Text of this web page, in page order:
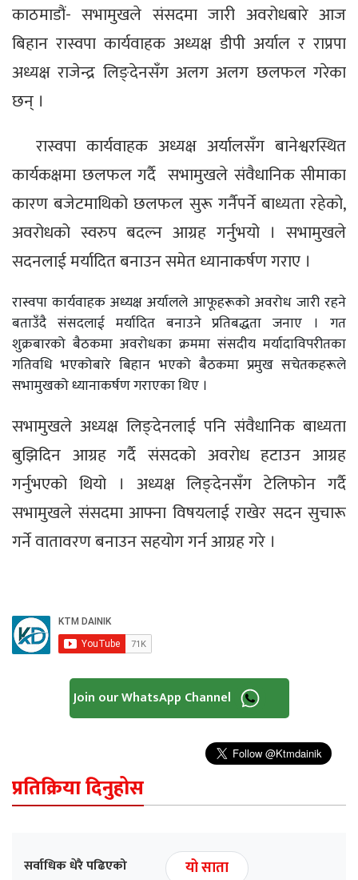
काठमाडौं- सभामुखले संसदमा जारी अवरोधबारे आज
बिहान रास्वपा कार्यवाहक अध्यक्ष डीपी अर्याल र राप्रपा
अध्यक्ष राजेन्द्र लिङ्देनसँग अलग अलग छलफल गरेका
छन् ।
रास्वपा कार्यवाहक अध्यक्ष अर्यालसँग बानेश्वरस्थित
कार्यकक्षमा छलफल गर्दै सभामुखले संवैधानिक सीमाका
कारण बजेटमाथिको छलफल सुरू गर्नैपर्ने बाध्यता रहेको,
अवरोधको स्वरुप बदल्न आग्रह गर्नुभयो । सभामुखले
सदनलाई मर्यादित बनाउन समेत ध्यानाकर्षण गराए ।
रास्वपा कार्यवाहक अध्यक्ष अर्यालले आफूहरूको अवरोध जारी रहने
बताउँदै संसदलाई मर्यादित बनाउने प्रतिबद्धता जनाए । गत
शुक्रबारको बैठकमा अवरोधका क्रममा संसदीय मर्यादाविपरीतका
गतिवधि भएकोबारे बिहान भएको बैठकमा प्रमुख सचेतकहरूले
सभामुखको ध्यानाकर्षण गराएका थिए ।
सभामुखले अध्यक्ष लिङ्देनलाई पनि संवैधानिक बाध्यता
बुझिदिन आग्रह गर्दै संसदको अवरोध हटाउन आग्रह
गर्नुभएको थियो । अध्यक्ष लिङ्देनसँग टेलिफोन गर्दै
सभामुखले संसदमा आफ्ना विषयलाई राखेर सदन सुचारू
गर्ने वातावरण बनाउन सहयोग गर्न आग्रह गरे ।
Join our WhatsApp Channel
प्रतिक्रिया दिनुहोस
सर्वाधिक धेरै पढिएको
यो साता